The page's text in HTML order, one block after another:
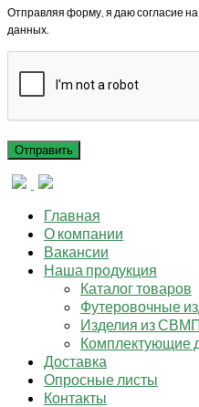
Отправляя форму, я даю согласие
данных.
Главная
О компании
Вакансии
Наша продукция
Каталог товаров
Футеровочные
Изделия из
Комплектующие
Доставка
Опросные листы
Контакты